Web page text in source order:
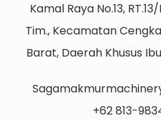
Kamal Raya No.13,
Tim., Kecamatan
Barat, Daerah Khusus
+62 813-